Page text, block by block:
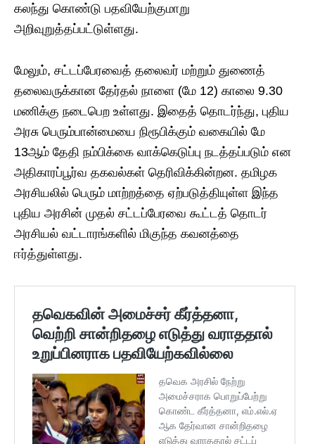
கலந்து கொண்டு பதவியேற்குமாறு
அறிவுறுத்தப்பட்டுள்ளது.
மேலும், சட்டப்பேரவைத் தலைவர் மற்றும் துணைத்
தலைவருக்கான தேர்தல் நாளை (மே 12) காலை 9.30
மணிக்கு நடைபெற உள்ளது. இதைத் தொடர்ந்து, புதிய
அரசு பெரும்பான்மையை நிரூபிக்கும் வகையில் மே
13ஆம் தேதி நம்பிக்கை வாக்கெடுப்பு நடத்தப்படும் என
அதிகாரப்பூர்வ தகவல்கள் தெரிவிக்கின்றன. தமிழக
அரசியலில் பெரும் மாற்றத்தை ஏற்படுத்தியுள்ள இந்த
புதிய அரசின் முதல் சட்டப்பேரவை கூட்டத் தொடர்
அரசியல் வட்டாரங்களில் மிகுந்த கவனத்தை
ஈர்த்துள்ளது.